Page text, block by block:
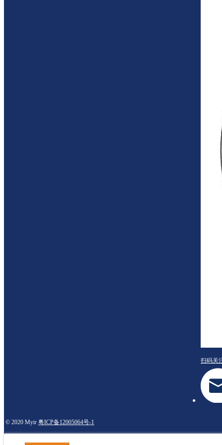
扫码关
© 2020 Myir 粤ICP备12005064号-1